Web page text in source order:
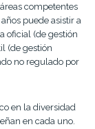
competentes
puede asistir a
oficial (de gestión
(de gestión
no regulado por
en la diversidad
en cada uno.